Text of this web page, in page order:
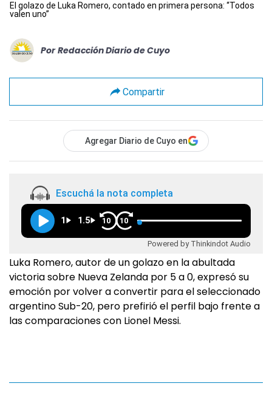
El golazo de Luka Romero, contado en primera persona: “Todos
valen uno”
Por Redacción Diario de Cuyo
Compartir
Agregar Diario de Cuyo en
Escuchá la nota completa
1 1.5 10 10
Powered by Thinkindot Audio
Luka Romero, autor de un golazo en la abultada
victoria sobre Nueva Zelanda por 5 a 0, expresó su
emoción por volver a convertir para el seleccionado
argentino Sub-20, pero prefirió el perfil bajo frente a
las comparaciones con Lionel Messi.